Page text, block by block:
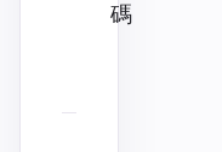
碼